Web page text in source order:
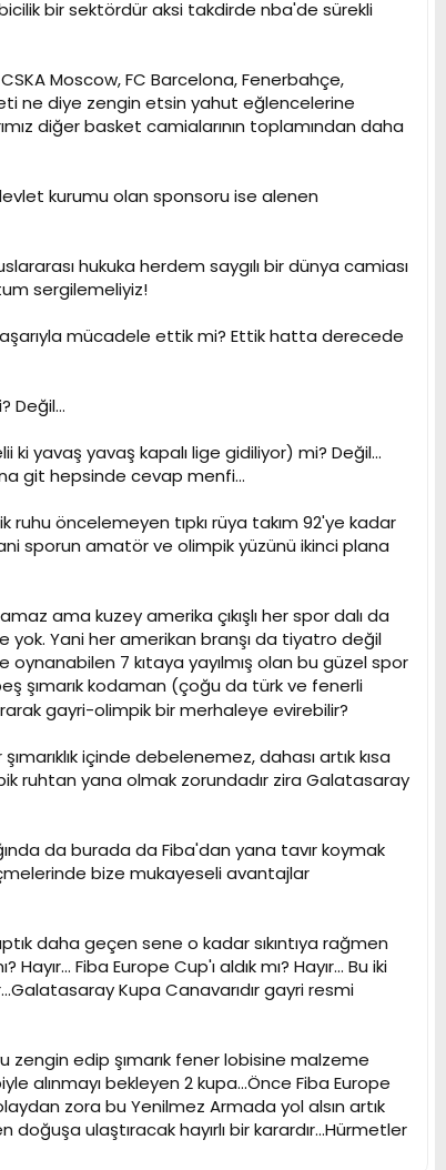
bir sektördür aksi takdirde nba'de sürekli
Moscow, FC Barcelona, Fenerbahçe,
ne diye zengin etsin yahut eğlencelerine
diğer basket camialarının toplamından daha
kurumu olan sponsoru ise alenen
hukuka herdem saygılı bir dünya camiası
sergilemeliyiz!
başarıyla mücadele ettik mi? Ettik hatta derecede
Değil...
ki yavaş yavaş kapalı lige gidiliyor) mi? Değil...
git hepsinde cevap menfi...
ruhu öncelemeyen tıpkı rüya takım 92'ye kadar
sporun amatör ve olimpik yüzünü ikinci plana
ama kuzey amerika çıkışlı her spor dalı da
Yani her amerikan branşı da tiyatro değil
oynanabilen 7 kıtaya yayılmış olan bu güzel spor
şımarık kodaman (çoğu da türk ve fenerli
gayri-olimpik bir merhaleye evirebilir?
içinde debelenemez, dahası artık kısa
ruhtan yana olmak zorundadır zira Galatasaray
da burada da Fiba'dan yana tavır koymak
bize mukayeseli avantajlar
daha geçen sene o kadar sıkıntıya rağmen
Fiba Europe Cup'ı aldık mı? Hayır... Bu iki
Kupa Canavarıdır gayri resmi
zengin edip şımarık fener lobisine malzeme
alınmayı bekleyen 2 kupa...Önce Fiba Europe
zora bu Yenilmez Armada yol alsın artık
ulaştıracak hayırlı bir karardır...Hürmetler